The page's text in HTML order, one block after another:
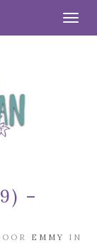
–
EMMY
IN